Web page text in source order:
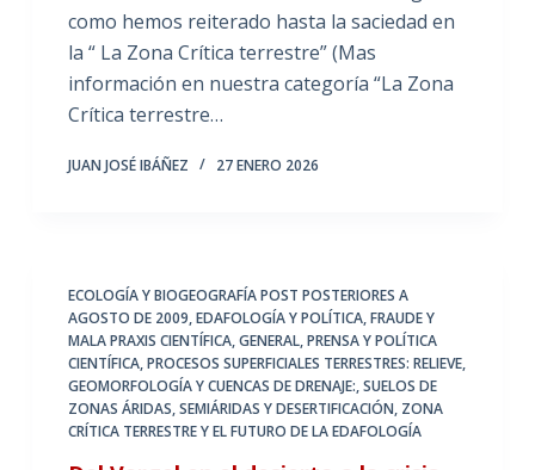
como hemos reiterado hasta la saciedad en
la “ La Zona Crítica terrestre” (Mas
información en nuestra categoría “La Zona
Crítica terrestre…
JUAN JOSÉ IBÁÑEZ 27 ENERO 2026
ECOLOGÍA Y BIOGEOGRAFÍA POST POSTERIORES A
AGOSTO DE 2009,EDAFOLOGÍA Y POLÍTICA,FRAUDE Y
MALA PRAXIS CIENTÍFICA,GENERAL,PRENSA Y POLÍTICA
CIENTÍFICA,PROCESOS SUPERFICIALES TERRESTRES: RELIEVE,
GEOMORFOLOGÍA Y CUENCAS DE DRENAJE:,SUELOS DE
ZONAS ÁRIDAS, SEMIÁRIDAS Y DESERTIFICACIÓN, ZONA
CRÍTICA TERRESTRE Y EL FUTURO DE LA EDAFOLOGÍA